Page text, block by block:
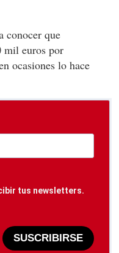
conocer que
mil euros por
ocasiones lo hace
tus newsletters.
SUSCRIBIRSE